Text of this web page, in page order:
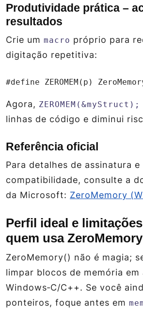
Produtividade prática –
resultados
Crie um macro próprio para
digitação repetitiva:
#define ZEROMEM(p)
Agora, ZEROMEM(&myStruct);
linhas de código e diminui
Referência oficial
Para detalhes de assinatura e
compatibilidade, consulte a
da Microsoft: ZeroMemory
Perfil ideal e
quem usa
ZeroMemory() não é magia;
limpar blocos de memória em
Windows‑C/C++. Se você
ponteiros, foque antes em